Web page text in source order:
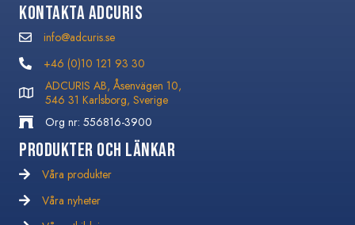
Kontakta Adcuris
info@adcuris.se
info@adcuris.se
+46 (0)10 121 93 30
+46 (0)10 121 93 30
ADCURIS AB, Åsenvägen 10,
546 31 Karlsborg, Sverige
Org nr: 556816-3900
Produkter och Länkar
Våra produkter
Våra nyheter
Våra nyheter